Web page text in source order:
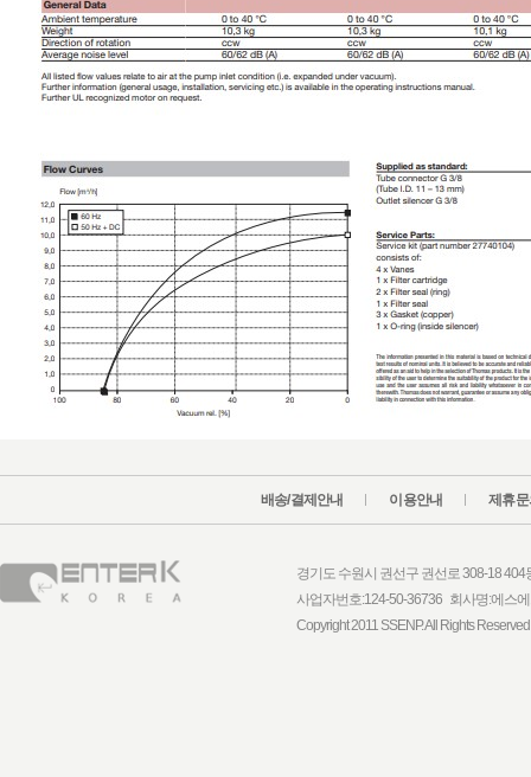
배송/결제안내 이용안내 제휴문
경기도 수원시 권선구 권선로 308-18
사업자번호:124-50-36736 회사명:에스
Copyright 2011 SSENP. All Rights Reserved